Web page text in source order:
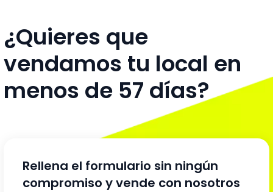
¿Quieres que
vendamos tu local en
menos de 57 días?
Rellena el formulario sin ningún
compromiso y vende con nosotros